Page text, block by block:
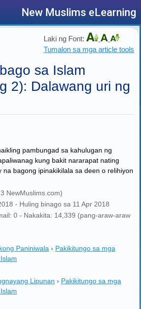
New Muslims eLearning
Laki ng Font:
Tumalon sa mga article tools
sa Islam
2): Dalawang uri ng
pambungad sa kahulugan ng
kung bakit nararapat nating
na bagong ipinakikilala sa deen o relihiyon
NewMuslims.com)
- Huling binago sa 11 Apr 2018
0 - Nakakita: 14,339 (pang-araw-araw
Paniniwala › Pakikitungo sa mga
Lipunan › Pakikitungo sa mga